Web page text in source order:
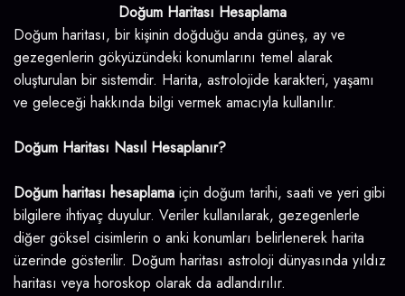
Doğum Haritası Hesaplama
Doğum haritası, bir kişinin doğduğu anda güneş, ay ve
gezegenlerin gökyüzündeki konumlarını temel alarak
oluşturulan bir sistemdir. Harita, astrolojide karakteri, yaşamı
ve geleceği hakkında bilgi vermek amacıyla kullanılır.
Doğum Haritası Nasıl Hesaplanır?
Doğum haritası hesaplama için doğum tarihi, saati ve yeri gibi
bilgilere ihtiyaç duyulur. Veriler kullanılarak, gezegenlerle
diğer göksel cisimlerin o anki konumları belirlenerek harita
üzerinde gösterilir. Doğum haritası astroloji dünyasında yıldız
haritası veya horoskop olarak da adlandırılır.